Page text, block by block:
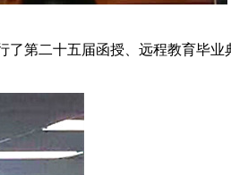
第二十五届函授、远程教育毕